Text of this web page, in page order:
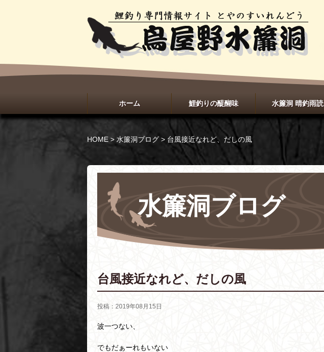
ホーム 鯉釣りの醍醐味 水簾洞 晴釣雨読
HOME > 水簾洞ブログ > 台風接近なれど、だしの風
水簾洞ブログ
台風接近なれど、だしの風
投稿：2019年08月15日
波一つない、
でもだぁーれもいない